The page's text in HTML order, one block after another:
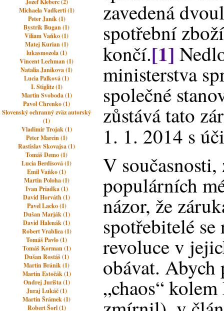
Jozef Kleberc (2)
Michaela Vadkerti (1)
Peter Janík (1)
Bystrik Bugan (1)
Viliam Vaňko (1)
Matej Kurian (1)
lukasmozola (1)
Vincent Lechman (1)
Natalia Janikova (1)
Lucia Palková (1)
I. Stiglitz (1)
Martin Svoboda (1)
Pavol Chrenko (1)
Slovenský ochranný zväz autorský
(1)
Vladimir Trojak (1)
Peter Marcin (1)
Rastislav Skovajsa (1)
Tomáš Demo (1)
Lucia Berdisová (1)
Emil Vaňko (1)
Martin Poloha (1)
Ivan Priadka (1)
David Horváth (1)
Pavel Lacko (1)
Dušan Marják (1)
David Halenák (1)
Robert Vrablica (1)
Tomáš Pavlo (1)
Tomáš Korman (1)
Dušan Rostáš (1)
Martin Bránik (1)
Martin Estočák (1)
Ondrej Jurišta (1)
Juraj Lukáč (1)
Martin Šrámek (1)
Robert Šorl (1)
zavedená
spotřební
končí.[1]
ministerstva
společné
zůstává tato
1. 1. 2014 s
V
populárních
názor, že
spotřebitelé se
revoluce v
obávat.
„chaos“